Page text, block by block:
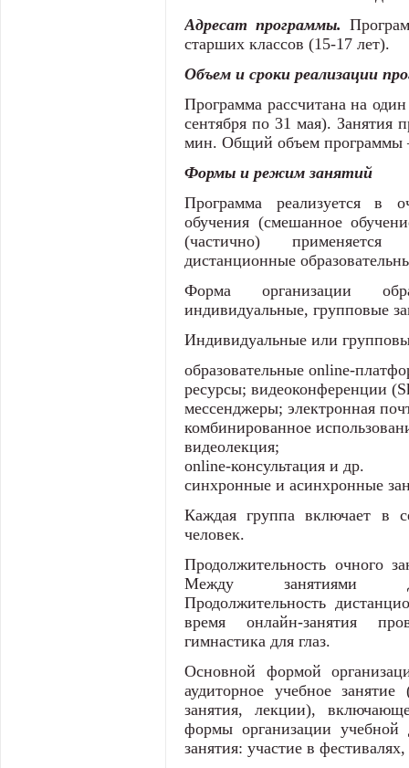
Адресат программы.
старших классов (15-17 лет).
Объем и сроки реализации
Программа рассчитана на
сентября по 31 мая). Занятия
мин. Общий объем программы
Формы и режим занятий
Программа реализуется в
обучения (смешанное
(частично)
дистанционные
Форма организации
индивидуальные, групповые
Индивидуальные или
образовательные online-
ресурсы; видеоконференции
мессенджеры; электронная
комбинированное
видеолекция;
оnline-консультация и др.
синхронные и асинхронные
Каждая группа включает в
человек.
Продолжительность очного
Между занятиями
Продолжительность
время онлайн-занятия
гимнастика для глаз.
Основной формой
аудиторное учебное занятие
занятия, лекции),
формы организации учебной
занятия: участие в